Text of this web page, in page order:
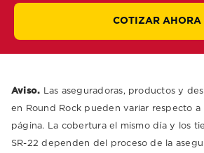
COTIZAR AHORA
Aviso. Las aseguradoras, productos y
en Round Rock pueden variar respecto a
página. La cobertura el mismo día y los
SR-22 dependen del proceso de la